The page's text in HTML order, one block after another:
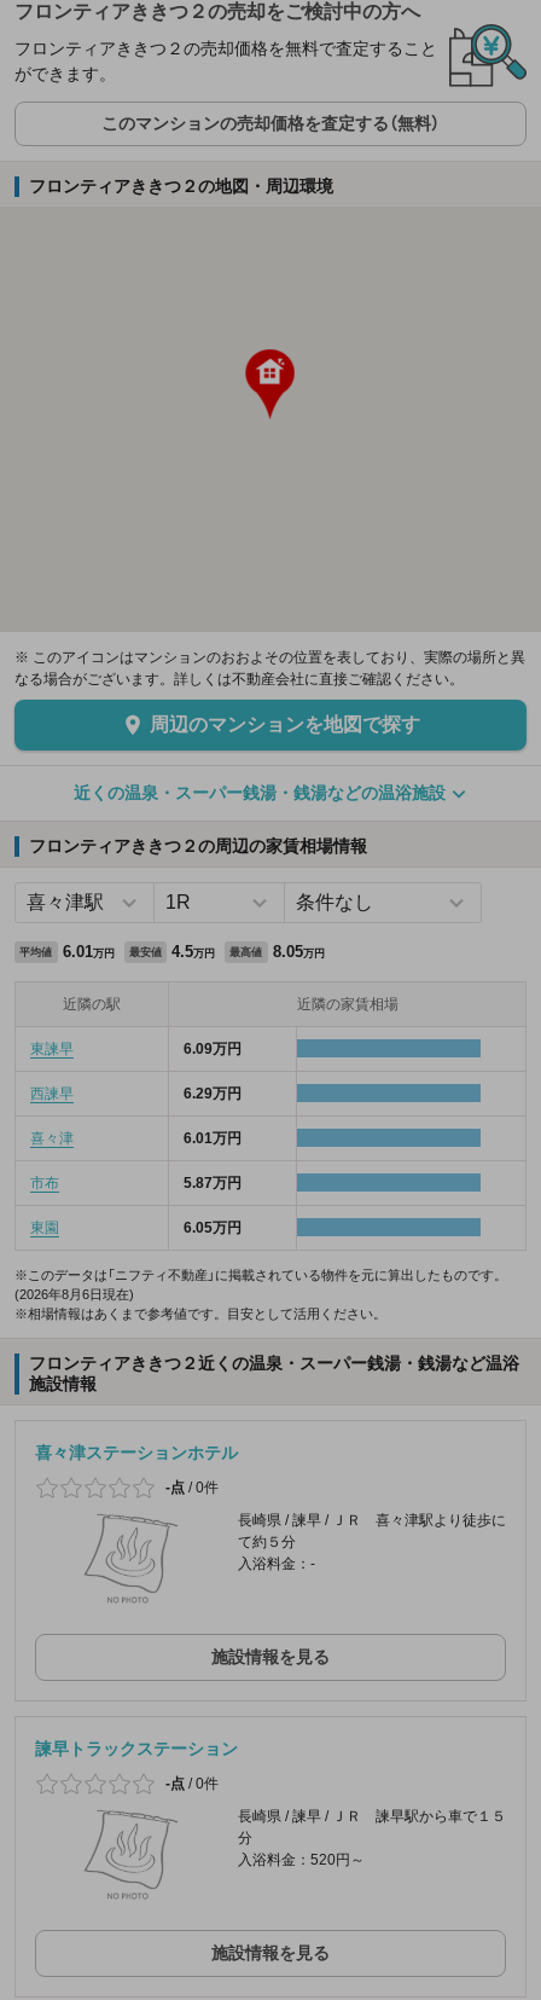
フロンティアききつ２の売却をご検討中の方へ
フロンティアききつ２の売却価格を無料で査定すること
ができます。
このマンションの売却価格を査定する（無料）
フロンティアききつ２の地図・周辺環境
※ このアイコンはマンションのおおよその位置を表しており、実際の場所と異
なる場合がございます。詳しくは不動産会社に直接ご確認ください。
周辺のマンションを地図で探す
近くの温泉・スーパー銭湯・銭湯などの温浴施設
フロンティアききつ２の周辺の家賃相場情報
平均値 6.01万円 最安値 4.5万円 最高値 8.05万円
近隣の駅 近隣の家賃相場
東諫早 6.09万円
西諫早 6.29万円
喜々津 6.01万円
市布 5.87万円
東園 6.05万円
※このデータは「ニフティ不動産」に掲載されている物件を元に算出したものです。
(2026年8月6日現在)
※相場情報はあくまで参考値です。目安として活用ください。
フロンティアききつ２近くの温泉・スーパー銭湯・銭湯など温浴
施設情報
喜々津ステーションホテル
-点 /0件
長崎県 / 諫早 / ＪＲ 喜々津駅より徒歩に
て約５分
入浴料金：-
施設情報を見る
諫早トラックステーション
-点 /0件
長崎県 / 諫早 / ＪＲ 諫早駅から車で１５
分
入浴料金：520円～
施設情報を見る